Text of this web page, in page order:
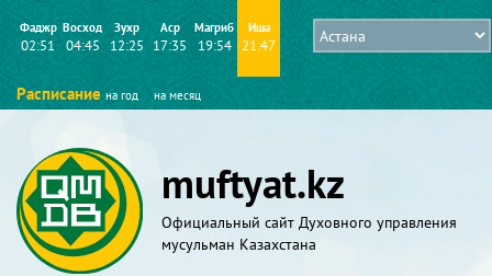
Фаджр
02:51
Восход
04:45
Зухр
12:25
Аср
17:35
Магриб
19:54
Иша
21:47
Расписание на год на месяц
muftyat.kz
Официальный сайт Духовного управления
мусульман Казахстана